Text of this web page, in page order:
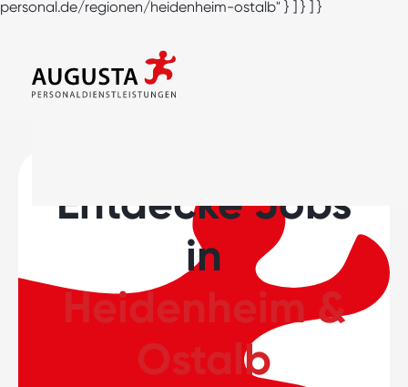
personal.de/regionen/heidenheim-ostalb" } ] } ] }
Entdecke Jobs
in
Heidenheim &
Ostalb